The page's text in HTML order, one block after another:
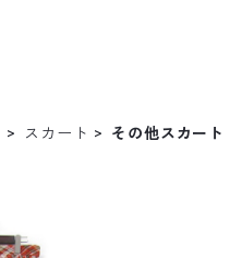
スカート その他スカート